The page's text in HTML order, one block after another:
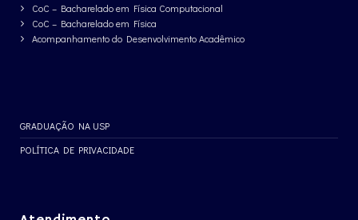
CoC – Bacharelado em Física Computacional
CoC – Bacharelado em Física
Acompanhamento do Desenvolvimento Acadêmico
GRADUAÇÃO NA USP
POLÍTICA DE PRIVACIDADE